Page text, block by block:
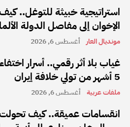
استراتيجية خبيثة للتوغل..
الإخوان إلى مفاصل الدولة
مونديال العار أغسطس 6, 2026
غياب بلا أثر رقمي.. أسرار
5 أشهر من تولي خلافة إيران
ملفات عربية أغسطس 6, 2026
انقسامات عميقة.. كيف تحولت